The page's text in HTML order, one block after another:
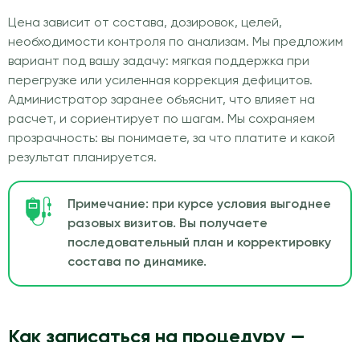
Цена зависит от состава, дозировок, целей,
необходимости контроля по анализам. Мы предложим
вариант под вашу задачу: мягкая поддержка при
перегрузке или усиленная коррекция дефицитов.
Администратор заранее объяснит, что влияет на
расчет, и сориентирует по шагам. Мы сохраняем
прозрачность: вы понимаете, за что платите и какой
результат планируется.
Примечание: при курсе условия выгоднее
разовых визитов. Вы получаете
последовательный план и корректировку
состава по динамике.
Как записаться на процедуру —